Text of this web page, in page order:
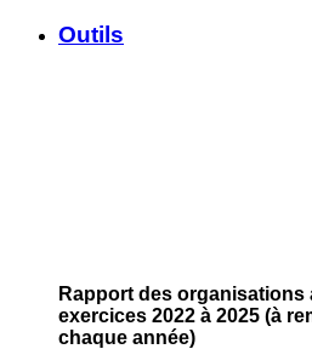
Outils
Rapport des
exercices 2022 à 2025 (à
chaque année)